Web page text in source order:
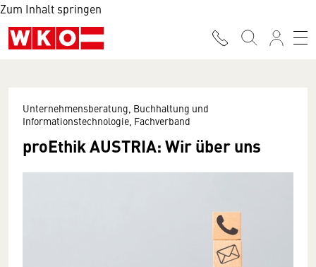
Zum Inhalt springen
Unternehmensberatung, Buchhaltung und
Informationstechnologie, Fachverband
proEthik AUSTRIA: Wir über uns